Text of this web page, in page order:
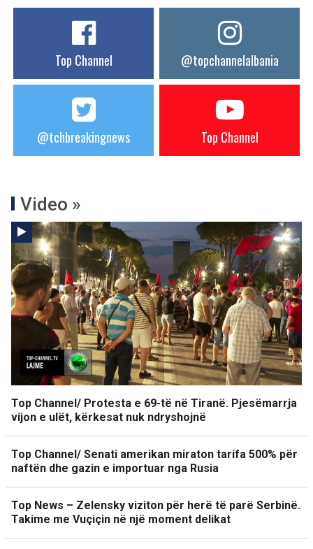
Top Channel @topchannelalbania
@tchbreakingnews Top Channel
Video »
Top Channel/ Protesta e 69-të në Tiranë. Pjesëmarrja
vijon e ulët, kërkesat nuk ndryshojnë
Top Channel/ Senati amerikan miraton tarifa 500% për
naftën dhe gazin e importuar nga Rusia
Top News – Zelensky viziton për herë të parë Serbinë.
Takime me Vuçiçin në një moment delikat